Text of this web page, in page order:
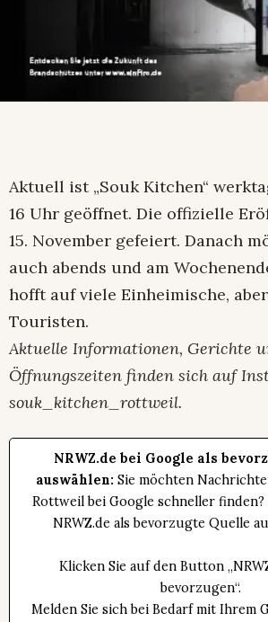
Aktuell ist „Souk Kitchen“
16 Uhr geöffnet. Die offizielle
15. November gefeiert. Danach
auch abends und am
hofft auf viele Einheimische,
Touristen.
Aktuelle Informationen, Gerichte
Öffnungszeiten finden sich auf
souk_kitchen_rottweil.
NRWZ.de bei Google als
auswählen: Sie möchten
Rottweil bei Google schneller finden?
NRWZ.de als bevorzugte Quelle
Klicken Sie auf den Button
bevorzugen“.
Melden Sie sich bei Bedarf mit Ihrem